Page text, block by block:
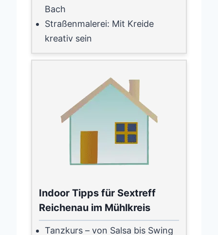
Bach
Straßenmalerei: Mit Kreide
kreativ sein
Indoor Tipps für Sextreff
Reichenau im Mühlkreis
Tanzkurs – von Salsa bis Swing